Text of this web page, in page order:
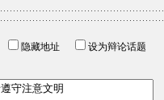
隐藏地址
设为辩论话题